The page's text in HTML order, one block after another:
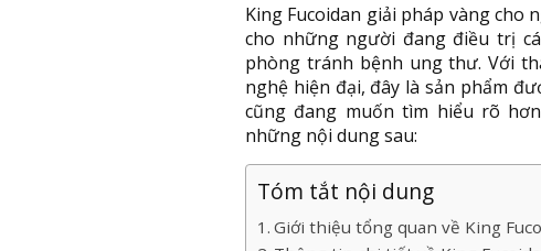
King Fucoidan giải pháp vàng
cho những người đang điều trị
phòng tránh bệnh ung thư. Với
nghệ hiện đại, đây là sản phẩm
cũng đang muốn tìm hiểu rõ
những nội dung sau:
Tóm tắt nội dung
Giới thiệu tổng quan về King